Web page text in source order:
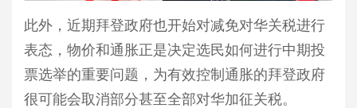
此外，近期拜登政府也开始对减免对华关税进行
表态，物价和通胀正是决定选民如何进行中期投
票选举的重要问题，为有效控制通胀的拜登政府
很可能会取消部分甚至全部对华加征关税。